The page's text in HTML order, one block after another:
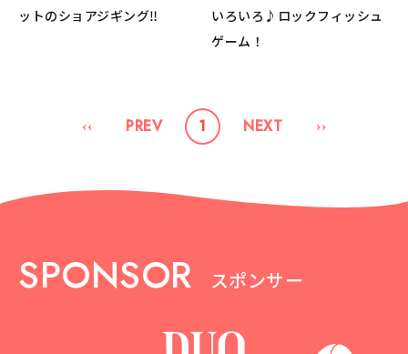
ットのショアジギング‼︎
いろいろ♪ロックフィッシュ
ゲーム！
1
SPONSOR スポンサー